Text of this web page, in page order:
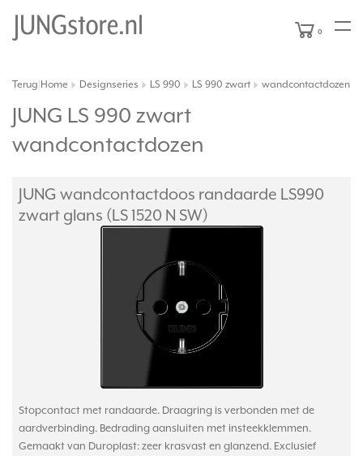
0
Terug Home Designseries LS 990 LS 990 zwart wandcontactdozen
JUNG LS 990 zwart
wandcontactdozen
JUNG wandcontactdoos randaarde LS990
zwart glans (LS 1520 N SW)
Stopcontact met randaarde. Draagring is verbonden met de
aardverbinding. Bedrading aansluiten met insteekklemmen.
Gemaakt van Duroplast: zeer krasvast en glanzend. Exclusief